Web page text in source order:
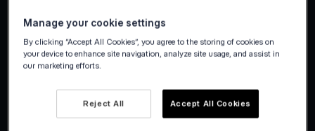
Verbesserung der Systeme zur
Hotelzahlungsabwicklung.
Manage your cookie settings
By clicking “Accept All Cookies”, you agree to the storing of cookies on
your device to enhance site navigation, analyze site usage, and assist in
our marketing efforts.
Reject All Accept All Cookies